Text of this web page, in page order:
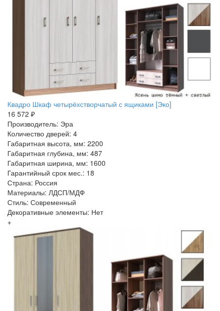
Квадро Шкаф четырёхстворчатый с ящиками [Эко]
16 572 ₽
Производитель: Эра
Количество дверей: 4
Габаритная высота, мм: 2200
Габаритная глубина, мм: 487
Габаритная ширина, мм: 1600
Гарантийный срок мес.: 18
Страна: Россия
Материалы: ЛДСП/МДФ
Стиль: Современный
Декоративные элементы: Нет
+